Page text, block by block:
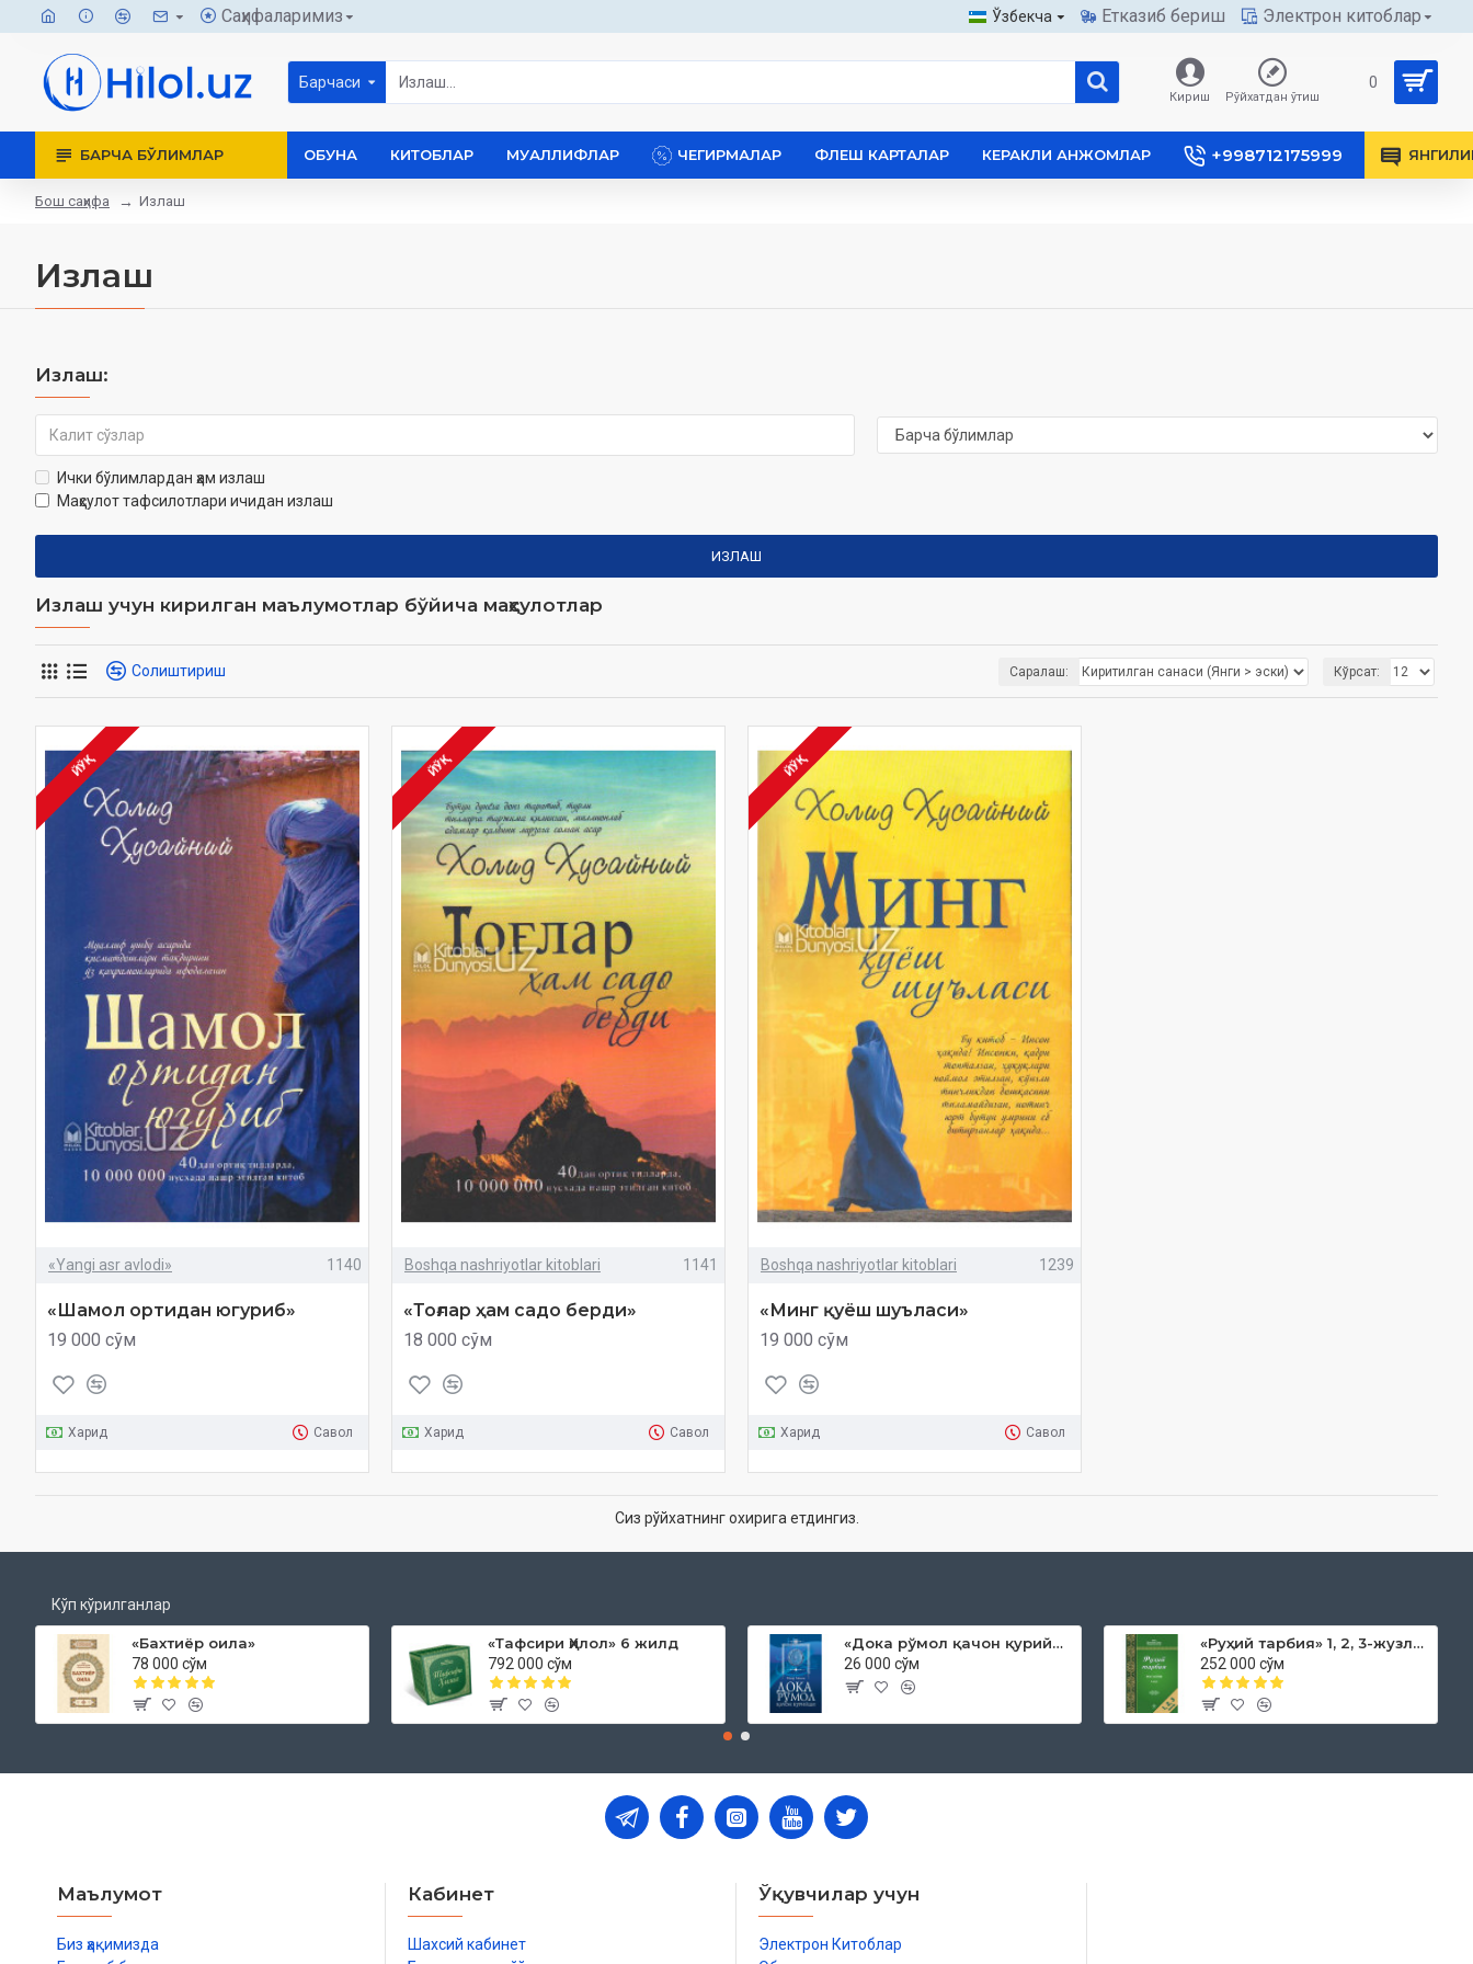
Саҳифаларимиз Ўзбекча Етказиб бериш Электрон китоблар
Барчаси
Кириш Рўйхатдан ўтиш
0
БАРЧА БЎЛИМЛАР ОБУНА КИТОБЛАР МУАЛЛИФЛАР ЧЕГИРМАЛАР ФЛЕШ КАРТАЛАР КЕРАКЛИ АНЖОМЛАР +998712175999
Бош саҳифа Излаш
Излаш
Излаш:
Ички бўлимлардан ҳам излаш
Маҳсулот тафсилотлари ичидан излаш
ИЗЛАШ
Излаш учун кирилган маълумотлар бўйича маҳсулотлар
Солиштириш Саралаш: Кўрсат:
ЙЎҚ
«Yangi asr avlodi» 1140
«Шамол ортидан югуриб»
19 000 сўм
Харид Савол
ЙЎҚ
Boshqa nashriyotlar kitoblari 1141
«Тоғлар ҳам садо берди»
18 000 сўм
Харид Савол
ЙЎҚ
Boshqa nashriyotlar kitoblari 1239
«Минг қуёш шуъласи»
19 000 сўм
Харид Савол
Сиз рўйхатнинг охирига етдингиз.
Кўп кўрилганлар
«Бахтиёр оила»
78 000 сўм
«Тафсири Ҳилол» 6 жилд
792 000 сўм
«Дока рўмол қачон қурийди»
26 000 сўм
«Руҳий тарбия» 1, 2, 3-жузлар
252 000 сўм
Маълумот
Биз ҳақимизда
Кабинет
Шахсий кабинет
Ўқувчилар учун
Электрон Китоблар